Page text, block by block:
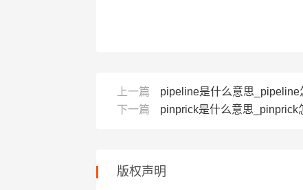
上一篇
pipeline是什么意思_pipeline
下一篇
pinprick是什么意思_pinprick
版权声明